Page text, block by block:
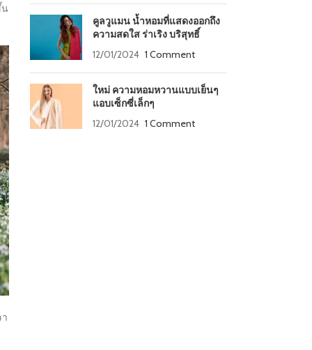
คูลวูแมน น้ำหอมที่แสดงออกถึง
ความสดใส ร่าเริง บริสุทธิ์
12/01/2024 1 Comment
ใหม่ ความหอมหวานแบบเย็นๆ
แอบเซ็กซี่เล็กๆ
12/01/2024 1 Comment